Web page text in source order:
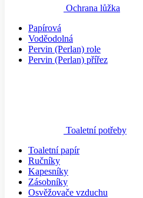
Ochrana lůžka
Papírová
Voděodolná
Pervin (Perlan) role
Pervin (Perlan) přířez
Toaletní potřeby
Toaletní papír
Ručníky
Kapesníky
Zásobníky
Osvěžovače vzduchu